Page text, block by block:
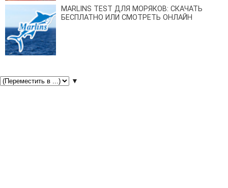
MARLINS TEST ДЛЯ МОРЯКОВ: СКАЧАТЬ
БЕСПЛАТНО ИЛИ СМОТРЕТЬ ОНЛАЙН
▼